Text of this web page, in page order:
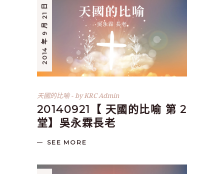
2014 年 9 月 21 日
天國的比喻 byKRC Admin
20140921【 天國的比喻 第 2
堂】吳永霖長老
SEE MORE